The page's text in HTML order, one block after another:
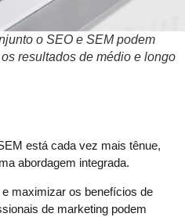
o SEO e SEM podem
resultados de médio e longo
está cada vez mais tênue,
abordagem integrada.
maximizar os benefícios de
de marketing podem